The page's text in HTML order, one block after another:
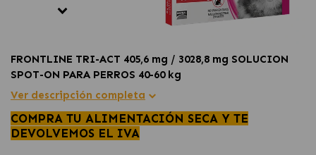
FRONTLINE TRI-ACT 405,6 mg / 3028,8 mg SOLUCION
SPOT-ON PARA PERROS 40-60 kg
Pipetas antiparasitarias
de entre de 40 y 60 kg.
Ofrece una defensa completa contra pulgas,
garrapatas y el mosquito transmisor de la
Ver descripción completa
COMPRA TU ALIMENTACIÓN SECA Y TE
DEVOLVEMOS EL IVA